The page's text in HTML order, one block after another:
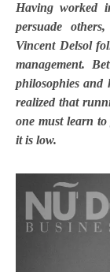
Having worked
persuade
Vincent Delsol
management.
philosophies and
realized that
one must learn
it is low.